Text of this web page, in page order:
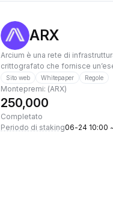
ARX
Arcium è una rete di
crittografato che fornisce
scalabile e trustless basata su
completamente crittografati per
settori blockchain, IA,
Sito web Whitepaper Regole
Montepremi: (ARX)
250,000
Completato
Periodo di staking06-24 10:00